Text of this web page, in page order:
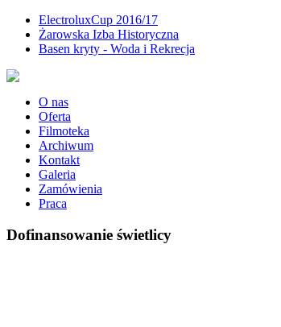
ElectroluxCup 2016/17
Żarowska Izba Historyczna
Basen kryty - Woda i Rekrecja
O nas
Oferta
Filmoteka
Archiwum
Kontakt
Galeria
Zamówienia
Praca
Dofinansowanie świetlicy